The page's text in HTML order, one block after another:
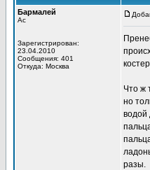
Бармалей
Ас
Зарегистрирован:
23.04.2010
Сообщения: 401
Откуда: Москва
Что ж
но
водой
разы.